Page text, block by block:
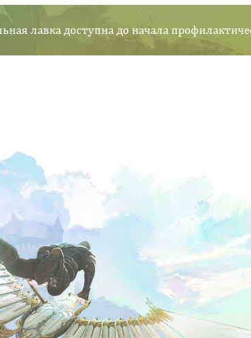
лавка доступна до начала